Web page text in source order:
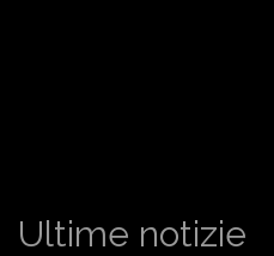
Ultime notizie